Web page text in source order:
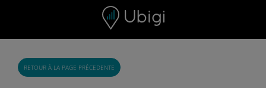
RETOUR À LA PAGE PRÉCEDENTE